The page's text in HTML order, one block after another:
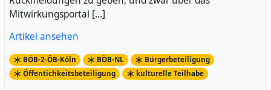
Mitwirkungsportal […]
Artikel ansehen
BÖB-2-ÖB-Köln BÖB-NL
Bürgerbeteiligung
Öffentichkeitsbeteiligung
kulturelle Teilhabe